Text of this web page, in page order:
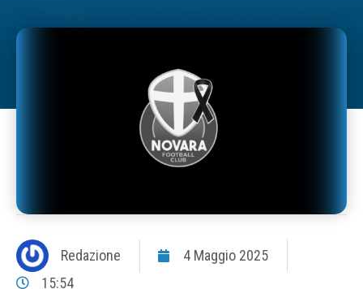
Redazione
4 Maggio 2025
15:54